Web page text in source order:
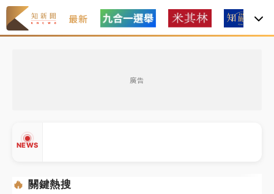
最新
廣告
NEWS
中信慈善基金會想增加董事人數！辜仲諒向法院聲請遭
駁 理由曝光
周六起展出延長至晚上7時
🔥 關鍵熱搜